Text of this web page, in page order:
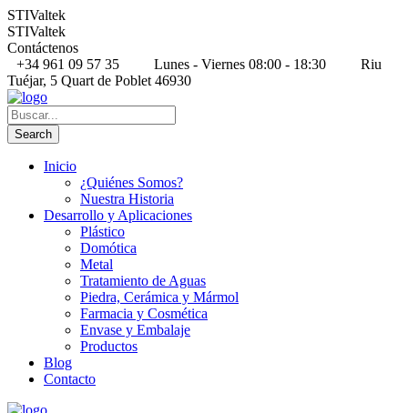
STIValtek
STIValtek
Contáctenos
+34 961 09 57 35
Lunes - Viernes 08:00 - 18:30
Riu
Tuéjar, 5 Quart de Poblet 46930
Inicio
¿Quiénes Somos?
Nuestra Historia
Desarrollo y Aplicaciones
Plástico
Domótica
Metal
Tratamiento de Aguas
Piedra, Cerámica y Mármol
Farmacia y Cosmética
Envase y Embalaje
Productos
Blog
Contacto